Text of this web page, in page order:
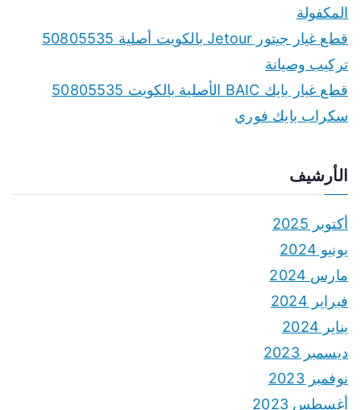
المكفولة
قطع غيار جيتور Jetour بالكويت أصلية 50805535
تركيب وصيانة
قطع غيار بايك BAIC الأصلية بالكويت 50805535
سكراب بايك فوري
الأرشيف
أكتوبر 2025
يونيو 2024
مارس 2024
فبراير 2024
يناير 2024
ديسمبر 2023
نوفمبر 2023
أغسطس 2023